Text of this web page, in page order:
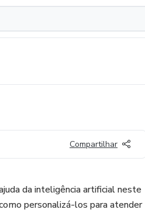
Compartilhar
da inteligência artificial neste
personalizá-los para atender